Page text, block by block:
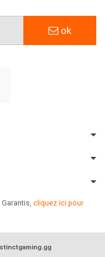
ok
cliquez ici pour